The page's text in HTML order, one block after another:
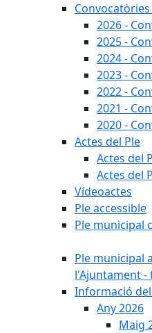
2026 -
2025 -
2024 -
2023 -
2022 -
2021 -
2020 -
Actes del Ple
Actes del
Actes del
Vídeoactes
Ple accessible
Ple municipal
Ple municipal
l'Ajuntament -
Informació
Any 2026
Maig